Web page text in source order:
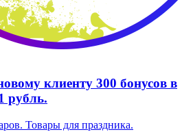
клиенту 300 бонусов в
рубль.
Товары для праздника.